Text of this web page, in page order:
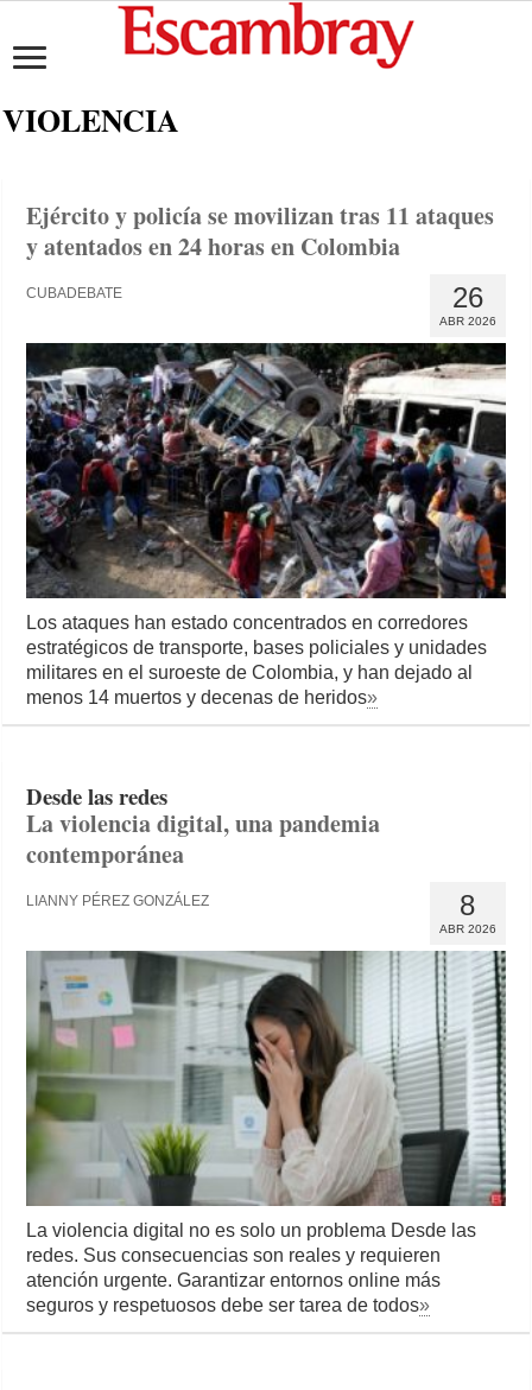
VIOLENCIA
Ejército y policía se movilizan tras 11 ataques
y atentados en 24 horas en Colombia
26
ABR 2026
CUBADEBATE
Los ataques han estado concentrados en corredores
estratégicos de transporte, bases policiales y unidades
militares en el suroeste de Colombia, y han dejado al
menos 14 muertos y decenas de heridos»
Desde las redes
La violencia digital, una pandemia
contemporánea
8
ABR 2026
LIANNY PÉREZ GONZÁLEZ
La violencia digital no es solo un problema Desde las
redes. Sus consecuencias son reales y requieren
atención urgente. Garantizar entornos online más
seguros y respetuosos debe ser tarea de todos»